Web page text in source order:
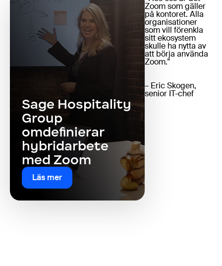
Sage Hospitality
Group
omdefinierar
hybridarbete
med Zoom
Läs mer
Zoom som gäller
på kontoret. Alla
organisationer
som vill förenkla
sitt ekosystem
skulle ha nytta av
att börja använda
Zoom.”
– Eric Skogen,
senior IT-chef